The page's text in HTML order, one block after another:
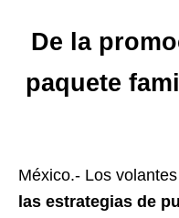
De la
paquete
México.- Los
las estrategias de